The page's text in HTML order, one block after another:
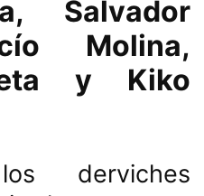
Salvador
Molina,
y Kiko
derviches